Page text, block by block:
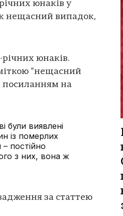
юнаків у
нещасний випадок,
юнаків.
“нещасний
посиланням на
були виявлені
із померлих
постійно
з них, вона ж
за статтею